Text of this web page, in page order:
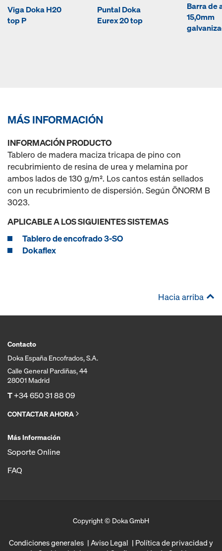
Viga Doka H20
top P
Puntal Doka
Eurex 20 top
Barra de
15,0mm
MÁS INFORMACIÓN
INFORMACIÓN PRODUCTO
Tablero de madera maciza tricapa de pino con
recubrimiento de resina de urea y melamina por
ambos lados de 130 g/m². Los cantos están sellados
con un recubrimiento de dispersión. Según ÖNORM B
3023.
APLICABLE A LOS SIGUIENTES SISTEMAS
Tablero de encofrado 3-SO
Dokaflex
Hacia arriba
Contacto
Doka España Encofrados, S.A.
Calle General Pardiñas, 44
28001 Madrid
T+34 650 31 88 09
CONTACTAR AHORA
Más Información
Soporte Online
FAQ
Copyright © Doka GmbH
Condiciones generales Aviso Legal
Política de privacidad y